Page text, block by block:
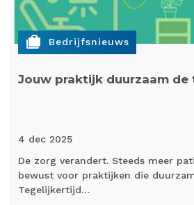
cases Bedrijfsnieuws
Jouw praktijk duurzaam
4 dec 2025
De zorg verandert. Steeds meer
bewust voor praktijken die
Tegelijkertijd…